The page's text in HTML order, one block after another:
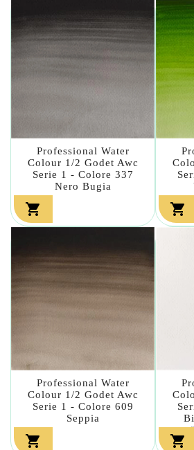
Professional Water
Colour 1/2 Godet Awc
Serie 1 - Colore 337
Nero Bugia
 
Professional Water
Colour 1/2 Godet Awc
Serie 1 - Colore 609
Seppia
 